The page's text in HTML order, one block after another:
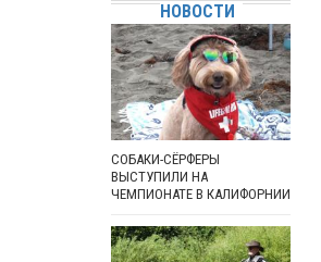
НОВОСТИ
СОБАКИ-СЁРФЕРЫ
ВЫСТУПИЛИ НА
ЧЕМПИОНАТЕ В КАЛИФОРНИИ